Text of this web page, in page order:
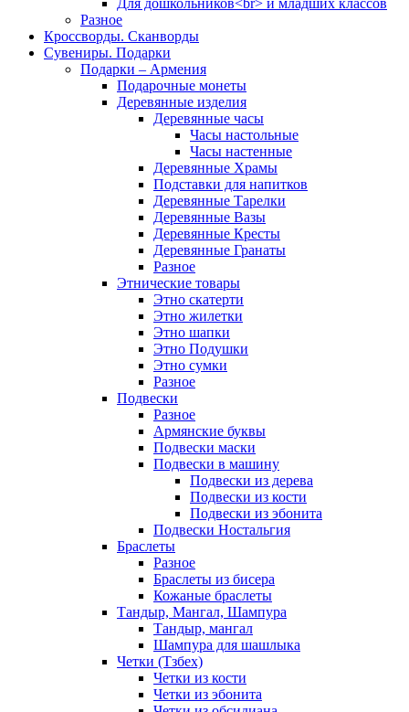
Для дошкольников<br> и младших классов
Разное
Кроссворды. Сканворды
Сувениры. Подарки
Подарки – Армения
Подарочные монеты
Деревянные изделия
Деревянные часы
Часы настольные
Часы настенные
Деревянные Храмы
Подставки для напитков
Деревянные Тарелки
Деревянные Вазы
Деревянные Кресты
Деревянные Гранаты
Разное
Этнические товары
Этно скатерти
Этно жилетки
Этно шапки
Этно Подушки
Этно сумки
Разное
Подвески
Разное
Армянские буквы
Подвески маски
Подвески в машину
Подвески из дерева
Подвески из кости
Подвески из эбонита
Подвески Ностальгия
Браслеты
Разное
Браслеты из бисера
Кожаные браслеты
Тандыр, Мангал, Шампура
Тандыр, мангал
Шампура для шашлыка
Четки (Тзбех)
Четки из кости
Четки из эбонита